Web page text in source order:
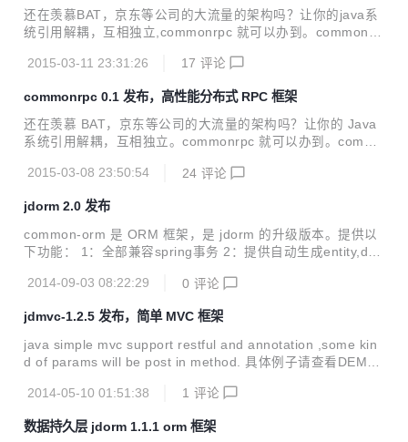
注册中心，可以自动发现服务，以及应用服务端宕掉后，注册
中心自动摘掉这个服务端，客户端不影响使用。 提供服务端拦
截器功能 支持负载均衡，分布式集群功能 支持流量漂移，降
级，限流 等扩展功能 详情文档：...
还在羡慕BAT，京东等公司的大流量的架构吗？让你的java系
统引用解耦，互相独立,commonrpc 就可以办到。commonrp
http协议,同时HTTP协议支持restful 方式访问,不需要tomcat
底，更加解耦，是java应用提供的服务各个开发语言都可以接
入。 详细文档地址: http://git.oschina.net/284520459/comm
onrpc/wikis/Home
2015-03-11 23:31:26 17 评论
commonrpc 0.1 发布，高性能分布式 RPC 框架
还在羡慕 BAT，京东等公司的大流量的架构吗？让你的 Java
系统引用解耦，互相独立。commonrpc 就可以办到。commo
a 为基础标签的rpc框架，不侵入任何业务代码，一个高性能
OSC：http://git.oschina.net/284520459/commonrpc-0.1。
欢迎各种 star，fork 和交流：）
2015-03-08 23:50:54 24 评论
jdorm 2.0 发布
common-orm 是 ORM 框架，是 jdorm 的升级版本。提供以
下功能： 1：全部兼容spring事务 2：提供自动生成entity,da
2014-09-03 08:22:29
0 评论
jdmvc-1.2.5 发布，简单 MVC 框架
java simple mvc support restful and annotation ,some kin
d of params will be post in method. 具体例子请查看DEM
发布，更新内容如下： 易用性增强 API 参数更多 支持路由参
供下载。
2014-05-10 01:51:38 1 评论
数据持久层 jdorm 1.1.1 orm 框架